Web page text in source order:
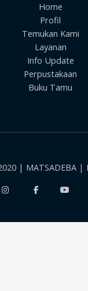
Home
Profil
Temukan Kami
Layanan
Info Update
Perpustakaan
Buku Tamu
| MATSADEBA |